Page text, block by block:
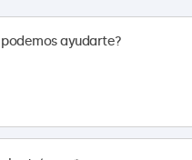
Trabaja con nosotros
Términos y Condiciones
Declaración de